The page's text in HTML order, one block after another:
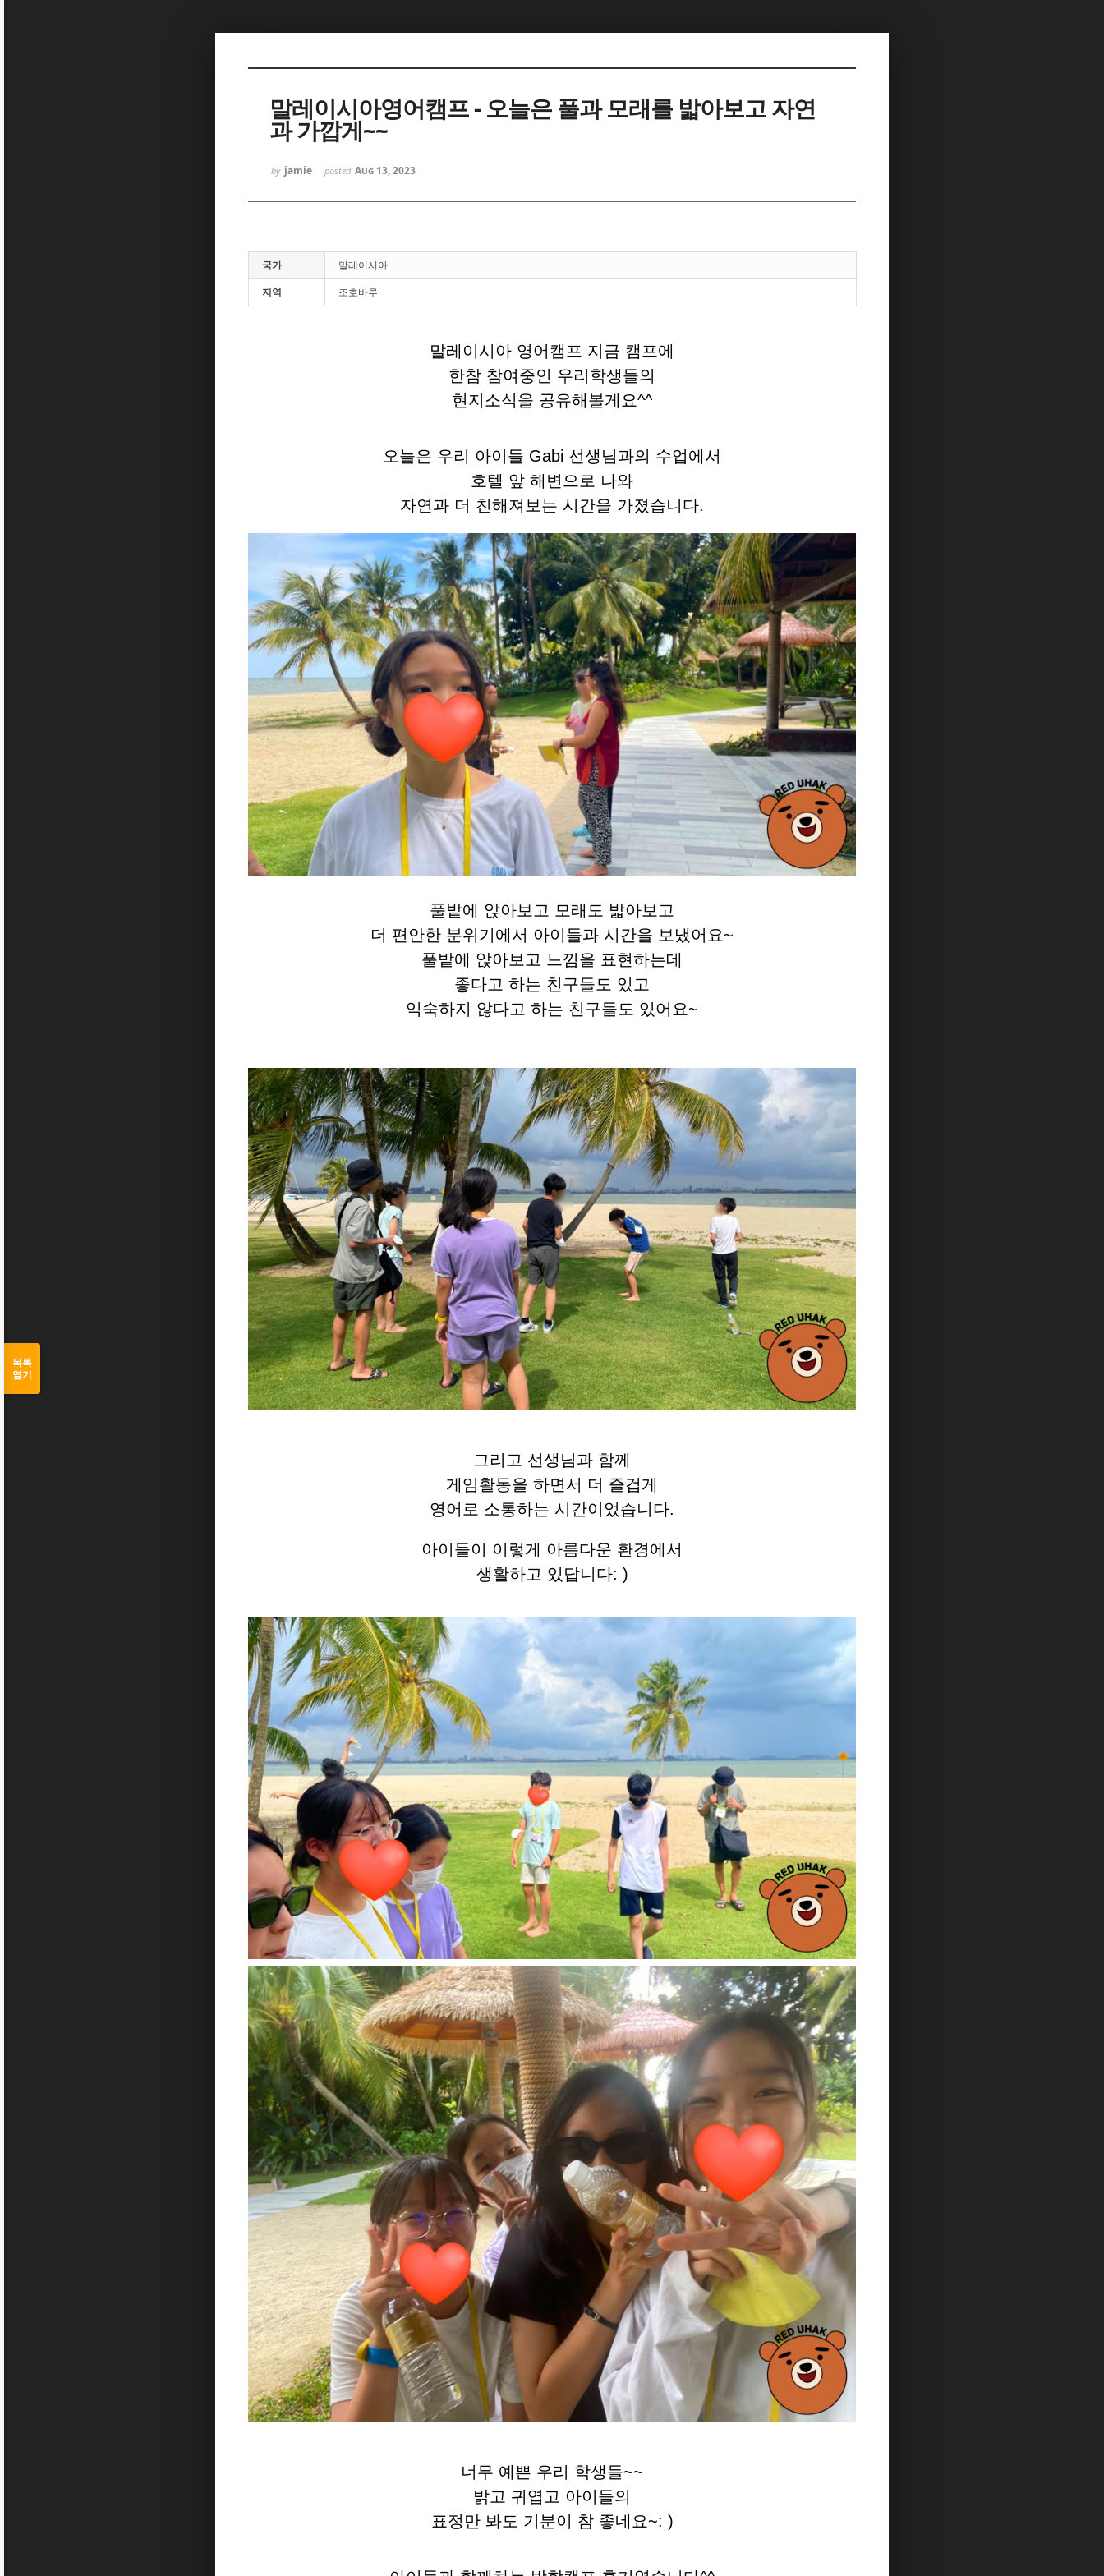
말레이시아영어캠프 - 오늘은 풀과 모래를 밟아보고 자연
과 가깝게~~
by jamie posted Aug 13, 2023
국가
말레이시아
지역
조호바루
말레이시아 영어캠프 지금 캠프에
한참 참여중인 우리학생들의
현지소식을 공유해볼게요^^
오늘은 우리 아이들 Gabi 선생님과의 수업에서
호텔 앞 해변으로 나와
자연과 더 친해져보는 시간을 가졌습니다.
풀밭에 앉아보고 모래도 밟아보고
더 편안한 분위기에서 아이들과 시간을 보냈어요~
풀밭에 앉아보고 느낌을 표현하는데
좋다고 하는 친구들도 있고
익숙하지 않다고 하는 친구들도 있어요~
그리고 선생님과 함께
게임활동을 하면서 더 즐겁게
영어로 소통하는 시간이었습니다.
아이들이 이렇게 아름다운 환경에서
생활하고 있답니다: )
너무 예쁜 우리 학생들~~
밝고 귀엽고 아이들의
표정만 봐도 기분이 참 좋네요~: )
목록
열기
Sketchbook5, 스케치북5
Sketchbook5, 스케치북5